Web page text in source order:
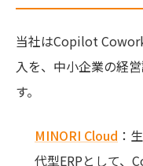
当社はCopilot
入を、中小企業の経
す。
MINORI Cloud ：
代型ERPとして、